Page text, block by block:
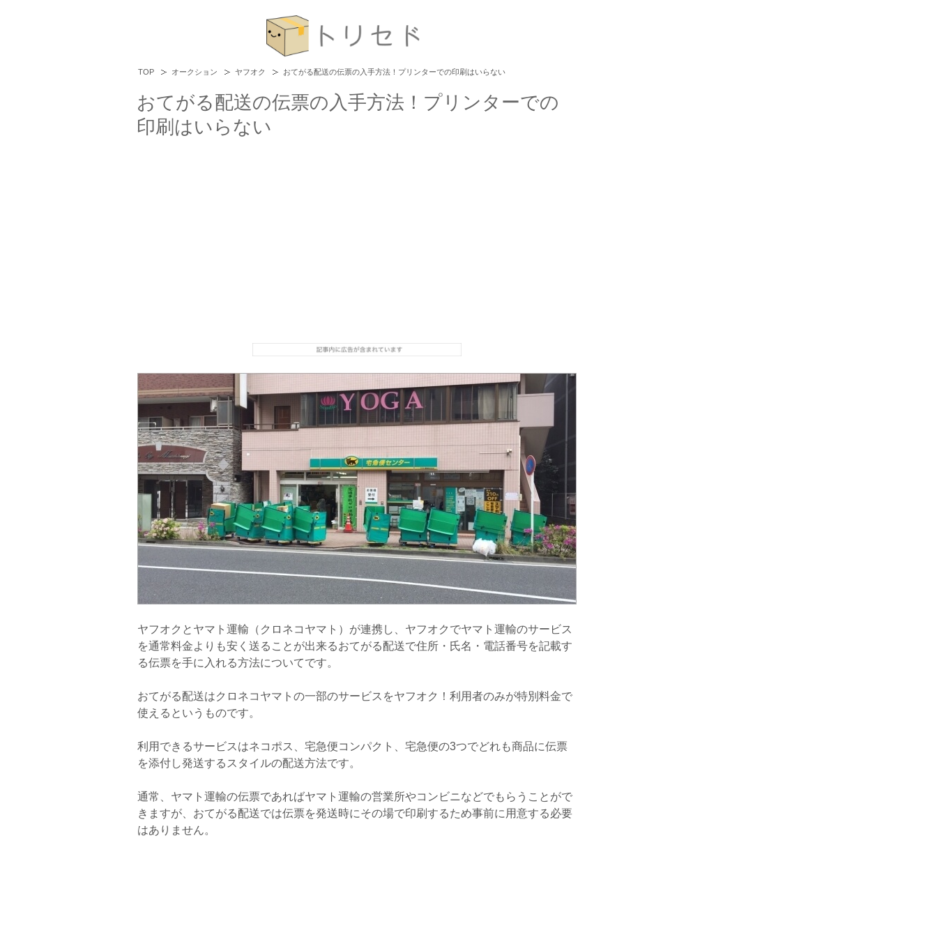
TOP オークション ヤフオク おてがる配送の伝票の入手方法！プリンターでの印刷はいらない
おてがる配送の伝票の入手方法！プリンターでの
印刷はいらない
ヤフオクとヤマト運輸（クロネコヤマト）が連携し、ヤフオクでヤマト運輸のサービス
を通常料金よりも安く送ることが出来るおてがる配送で住所・氏名・電話番号を記載す
る伝票を手に入れる方法についてです。
おてがる配送はクロネコヤマトの一部のサービスをヤフオク！利用者のみが特別料金で
使えるというものです。
利用できるサービスはネコポス、宅急便コンパクト、宅急便の3つでどれも商品に伝票
を添付し発送するスタイルの配送方法です。
通常、ヤマト運輸の伝票であればヤマト運輸の営業所やコンビニなどでもらうことがで
きますが、おてがる配送では伝票を発送時にその場で印刷するため事前に用意する必要
はありません。